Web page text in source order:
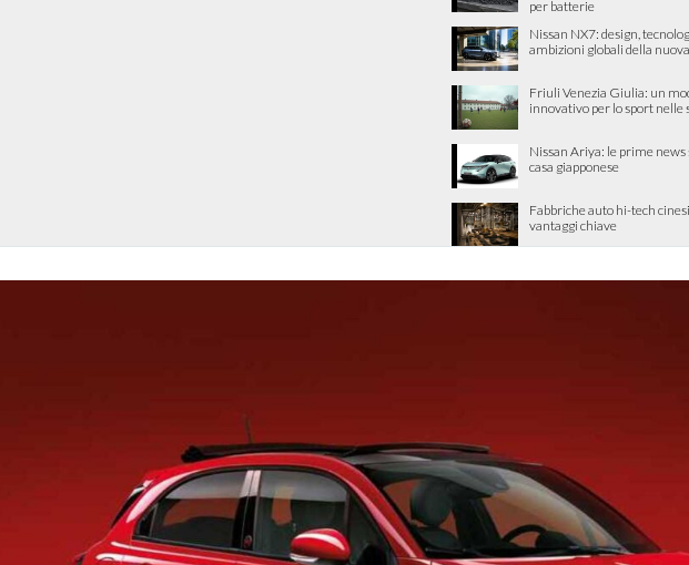
per batterie
Nissan NX7: design,
ambizioni globali della
Friuli Venezia Giulia: un
innovativo per lo sport nelle
Nissan Ariya: le prime news
casa giapponese
Fabbriche auto hi-tech
vantaggi chiave